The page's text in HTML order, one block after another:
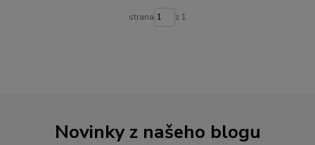
strana z 1
Novinky z našeho blogu